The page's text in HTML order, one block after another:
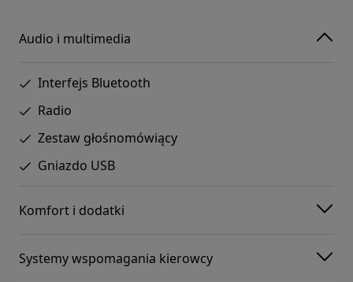
Audio i multimedia
Interfejs Bluetooth
Radio
Zestaw głośnomówiący
Gniazdo USB
Komfort i dodatki
Systemy wspomagania kierowcy